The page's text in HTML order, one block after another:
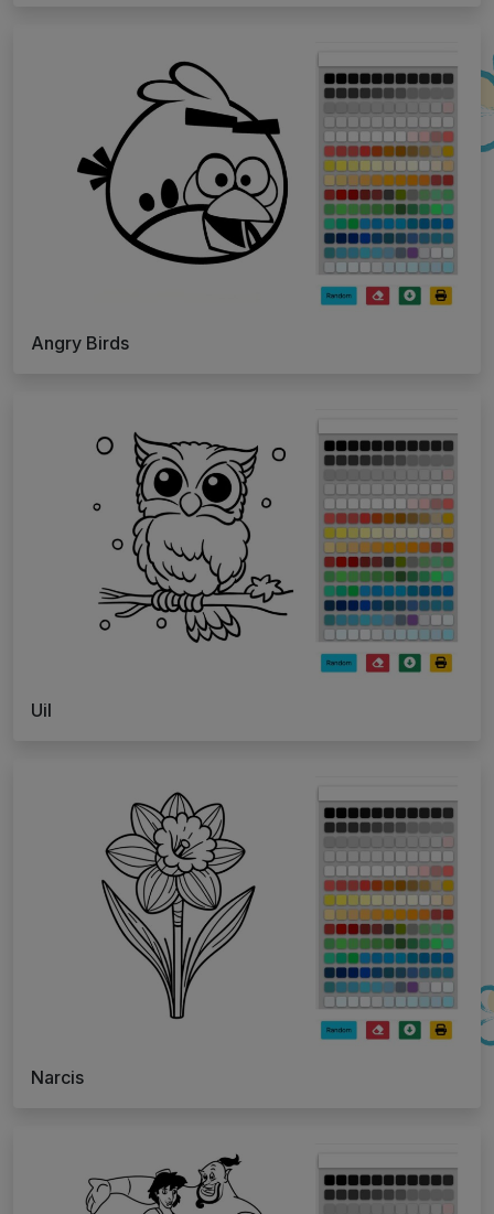
Angry Birds
Uil
Narcis